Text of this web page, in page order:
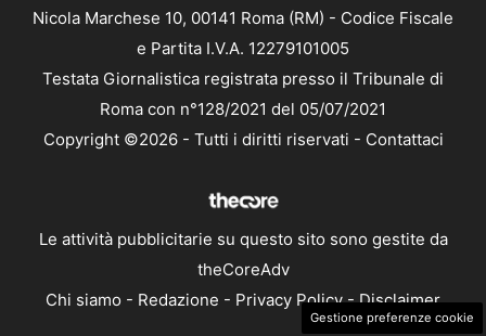
Nicola Marchese 10, 00141 Roma (RM) - Codice Fiscale
e Partita I.V.A. 12279101005
Testata Giornalistica registrata presso il Tribunale di
Roma con n°128/2021 del 05/07/2021
Copyright ©2026 - Tutti i diritti riservati - Contattaci
Le attività pubblicitarie su questo sito sono gestite da
theCoreAdv
Chi siamo - Redazione - Privacy Policy-Disclaimer
Gestione preferenze cookie